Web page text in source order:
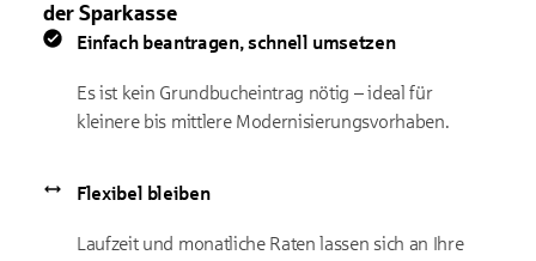
der Sparkasse
Einfach beantragen, schnell umsetzen
Es ist kein Grundbucheintrag nötig – ideal für
kleinere bis mittlere Modernisierungsvorhaben.
Flexibel bleiben
Laufzeit und monatliche Raten lassen sich an Ihre